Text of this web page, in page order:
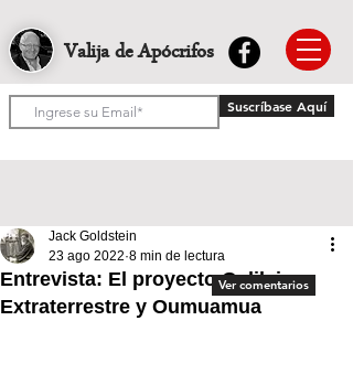
Valija de Apócrifos
Suscríbase Aquí
Entrevista: El proyecto Galilei,
Extraterrestre y Oumuamua
Jack Goldstein
23 ago 2022 8 min de lectura
Ver comentarios